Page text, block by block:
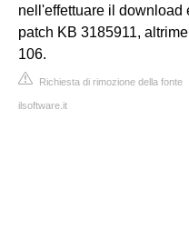
nell'effettuare il
patch KB 3185911,
106.
Richiesta di rimozione della fonte
ilsoftware.it